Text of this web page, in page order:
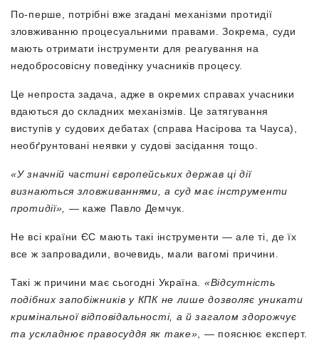
По-перше, потрібні вже згадані механізми протидії
зловживанню процесуальними правами. Зокрема, суди
мають отримати інструменти для реагування на
недобросовісну поведінку учасників процесу.
Це непроста задача, адже в окремих справах учасники
вдаються до складних механізмів. Це затягування
виступів у судових дебатах (справа Насірова та Чауса),
необґрунтовані неявки у судові засідання тощо.
«У значній частині європейських держав ці дії
визнаються зловживаннями, а суд має інструменти
протидії»,
— каже Павло Демчук.
Не всі країни ЄС мають такі інструменти — але ті, де їх
все ж запровадили, вочевидь, мали вагомі причини.
Такі ж причини має сьогодні Україна. «Відсутність
подібних запобіжників у КПК не лише дозволяє уникати
кримінальної відповідальності, а й загалом здорожчує
та ускладнює правосуддя як таке» , — пояснює експерт.